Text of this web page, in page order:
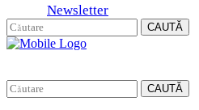
Newsletter
CAUTĂ
CAUTĂ